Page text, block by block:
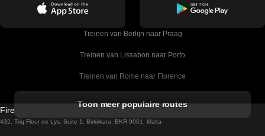
Treinen van Berlijn naar Praag
Treinen van Lissabon naar Porto
Treinen van Rome naar Florence
Treinen van Sevilla naar Barcelona
Toon meer populaire routes
Firebird GT Limited (OC 1451)
432, Triq Fleur de Lys, Suite 1, Birkirkara, BKR 9061, Malta